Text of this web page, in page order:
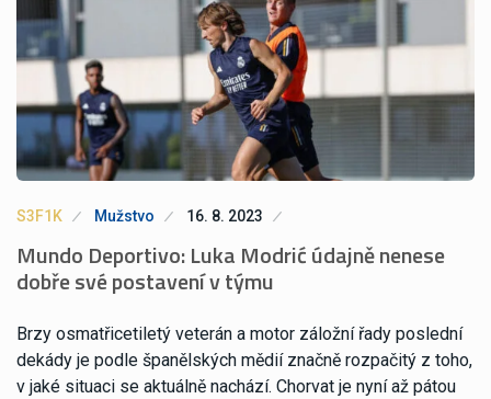
S3F1K Mužstvo 16. 8. 2023
Mundo Deportivo: Luka Modrić údajně nenese
dobře své postavení v týmu
Brzy osmatřicetiletý veterán a motor záložní řady poslední
dekády je podle španělských mědií značně rozpačitý z toho,
v jaké situaci se aktuálně nachází. Chorvat je nyní až pátou